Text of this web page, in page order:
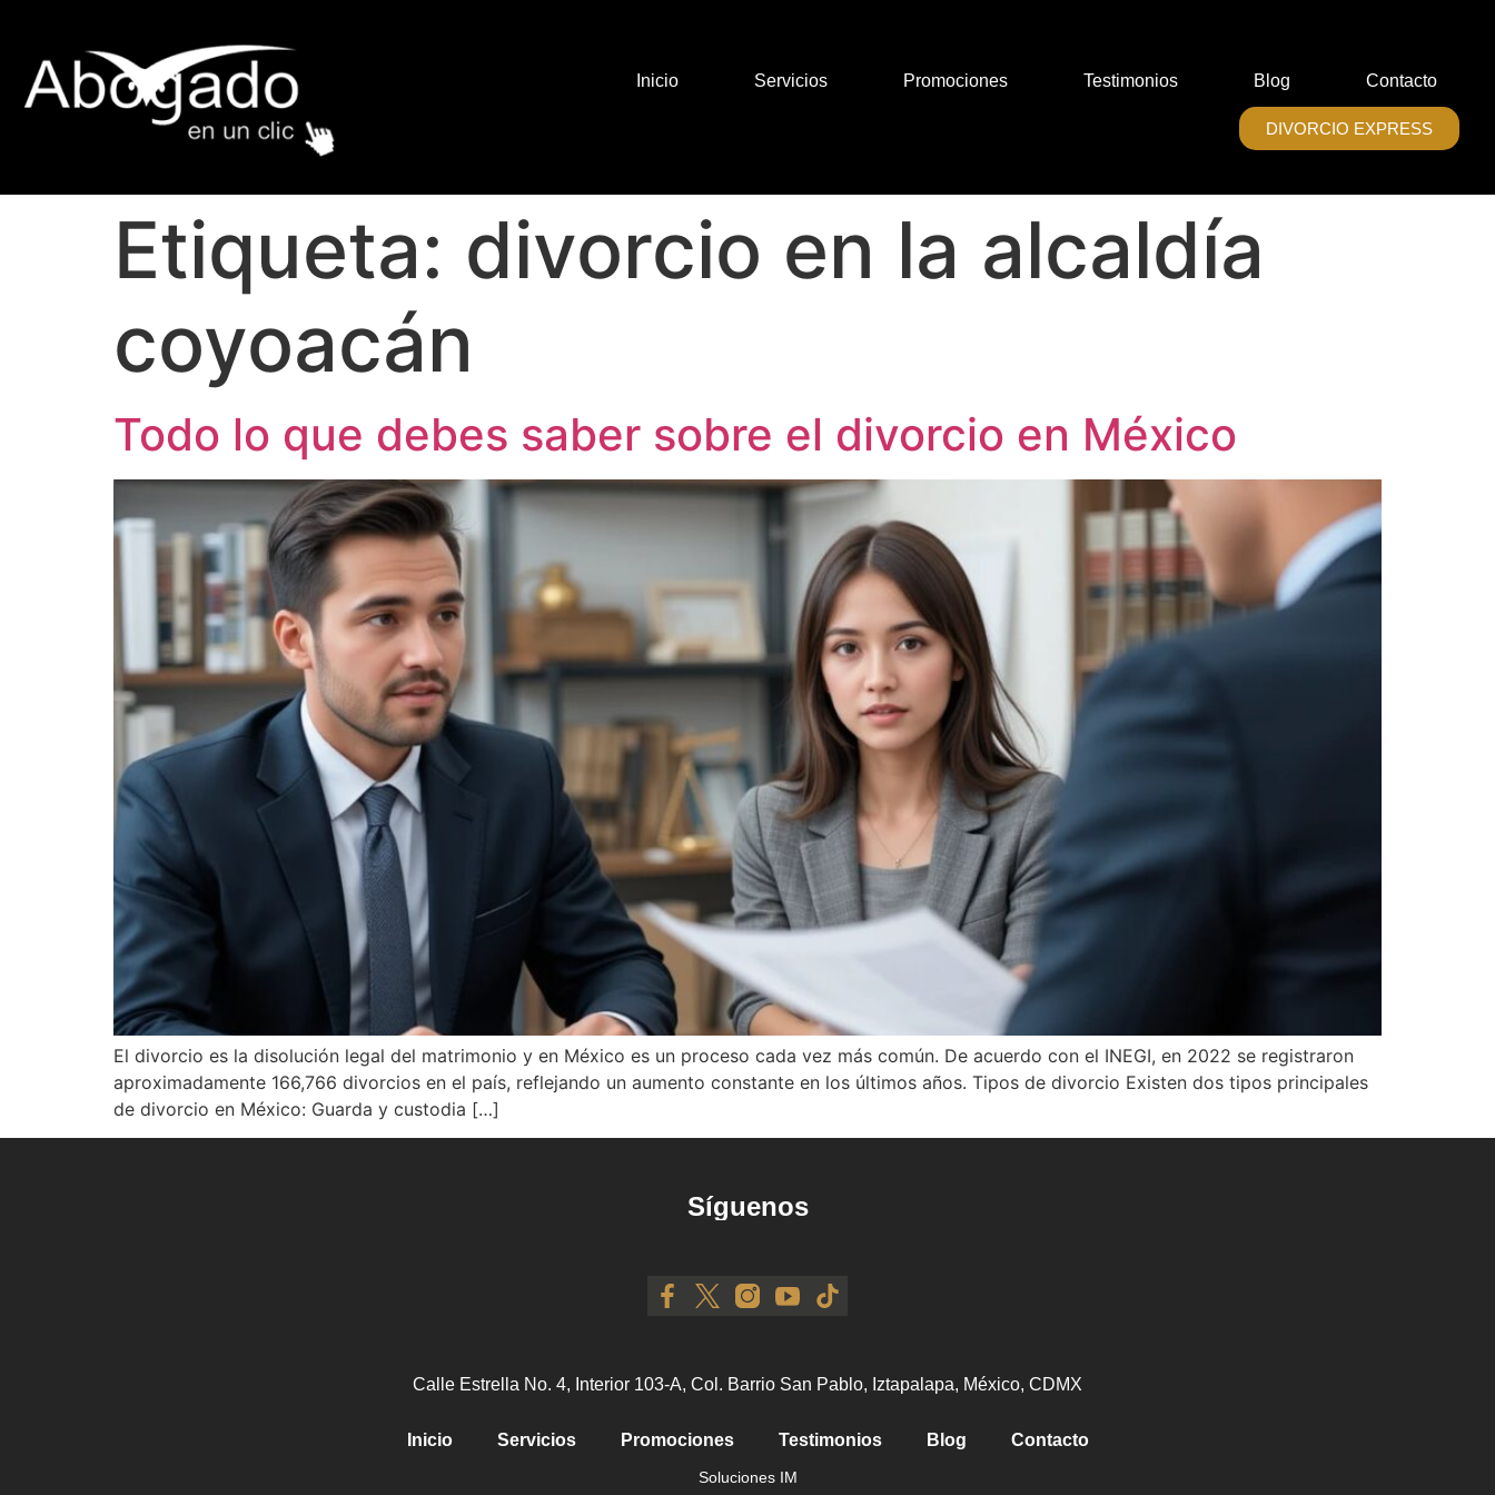
Inicio Servicios Promociones Testimonios Blog Contacto
DIVORCIO EXPRESS
Etiqueta: divorcio en la alcaldía
coyoacán
Todo lo que debes saber sobre el divorcio en México
El divorcio es la disolución legal del matrimonio y en México es un proceso cada vez más común. De acuerdo con el INEGI, en 2022 se registraron
aproximadamente 166,766 divorcios en el país, reflejando un aumento constante en los últimos años. Tipos de divorcio Existen dos tipos principales
de divorcio en México: Guarda y custodia […]
Síguenos
Calle Estrella No. 4, Interior 103-A, Col. Barrio San Pablo, Iztapalapa, México, CDMX
Inicio Servicios Promociones Testimonios Blog Contacto
Soluciones IM